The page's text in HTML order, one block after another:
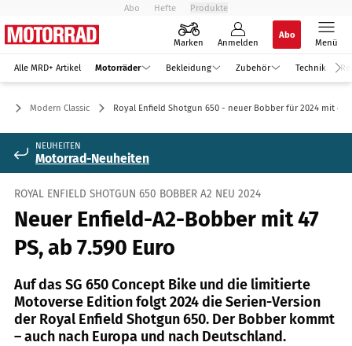
Abo Hefte Produkte
Marken Anmelden
Abo
Menü
Alle MRD+ Artikel Motorräder Bekleidung Zubehör Technik
Modern Classic Royal Enfield Shotgun 650 - neuer Bobber für 2024 mit 47
NEUHEITEN
Motorrad-Neuheiten
ROYAL ENFIELD SHOTGUN 650 BOBBER A2 NEU 2024
Neuer Enfield-A2-Bobber mit 47
PS, ab 7.590 Euro
Auf das SG 650 Concept Bike und die limitierte
Motoverse Edition folgt 2024 die Serien-Version
der Royal Enfield Shotgun 650. Der Bobber kommt
– auch nach Europa und nach Deutschland.